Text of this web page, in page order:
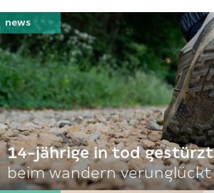
14-jährige in tod gestürzt
beim wandern verunglückt